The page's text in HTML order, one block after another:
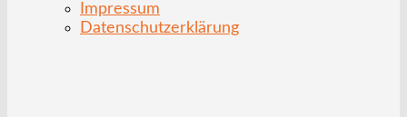
Impressum
Datenschutzerklärung